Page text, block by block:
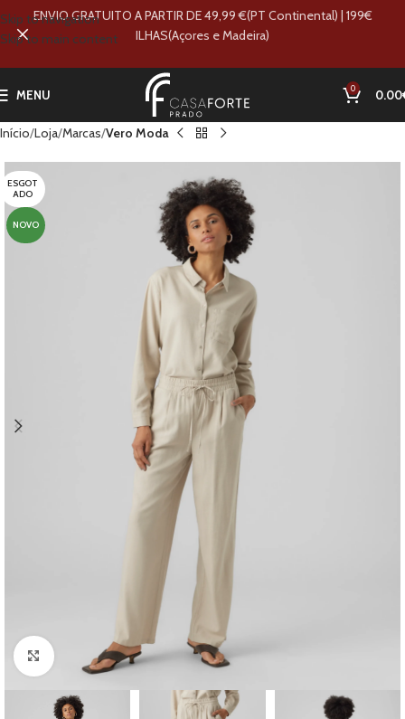
Skip to navigation
Skip to main content
MENU 0 0.00
Início Loja Marcas Vero Moda
ESGOT
ADO
NOVO
Clique para ampliar
ENVIO GRATUITO A PARTIR DE 49,99 €(PT Continental) | 199€
ILHAS(Açores e Madeira)